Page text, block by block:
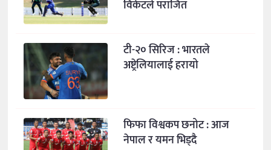
विकेटले पराजित
टी-२० सिरिज : भारतले
अष्ट्रेलियालाई हरायो
फिफा विश्वकप छनोट : आज
नेपाल र यमन भिड्दै